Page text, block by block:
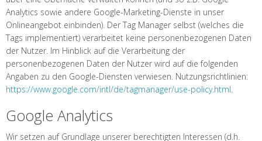
Analytics sowie andere Google-Marketing-Dienste in unser
Onlineangebot einbinden). Der Tag Manager selbst (welches die
Tags implementiert) verarbeitet keine personenbezogenen Daten
der Nutzer. Im Hinblick auf die Verarbeitung der
personenbezogenen Daten der Nutzer wird auf die folgenden
Angaben zu den Google-Diensten verwiesen. Nutzungsrichtlinien:
https://www.google.com/intl/de/tagmanager/use-policy.html.
Google Analytics
Wir setzen auf Grundlage unserer berechtigten Interessen (d.h.